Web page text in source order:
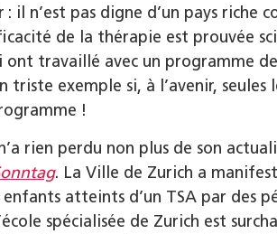
n’est pas digne d’un pays riche
de la thérapie est prouvée
ont travaillé avec un programme
triste exemple si, à l’avenir,
!
rien perdu non plus de son
. La Ville de Zurich a
enfants atteints d’un TSA par des
spécialisée de Zurich est